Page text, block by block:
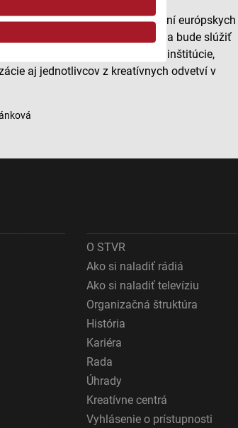
bude v podpore pri získavaní európskych
a kreatívny sektor pokračovať a bude slúžiť
pre mestá, obce, kultúrne inštitúcie,
aj jednotlivcov z kreatívnych odvetví v
O STVR
Ako si naladiť rádiá
Ako si naladiť televíziu
Organizačná štruktúra
História
Kariéra
Rada
Úhrady
Kreatívne centrá
Vyhlásenie o prístupnosti